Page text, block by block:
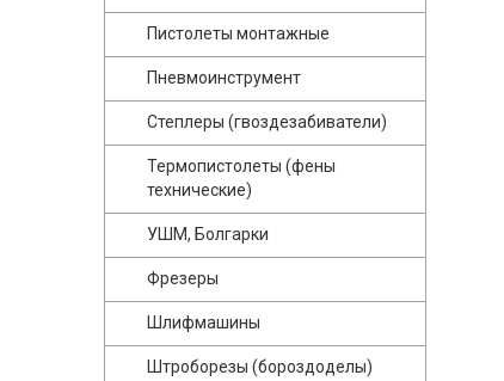
Пистолеты монтажные
Пневмоинструмент
Степлеры (гвоздезабиватели)
Термопистолеты (фены
технические)
УШМ, Болгарки
Фрезеры
Шлифмашины
Штроборезы (бороздоделы)